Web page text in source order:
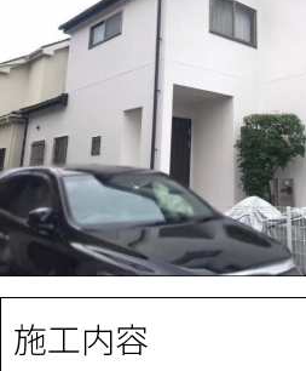
施工内容